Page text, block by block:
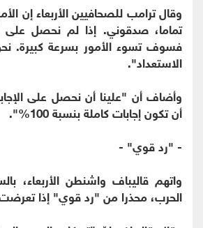
وقال ترامب للصحافيين الأربعاء إن
تماما، صدقوني. إذا لم نحصل على
فسوف تسوء الأمور بسرعة كبيرة.
الاستعداد".
وأضاف أن "علينا أن نحصل على
أن تكون إجابات كاملة بنسبة 100%".
- "رد قوي" -
واتهم قاليباف واشنطن الأربعاء،
الحرب، محذرا من "رد قوي" إذا